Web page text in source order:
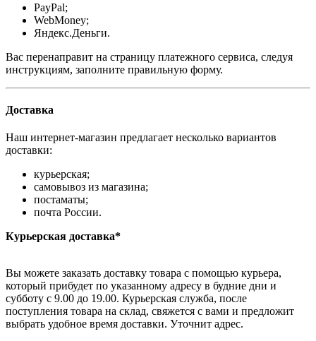
PayPal;
WebMoney;
Яндекс.Деньги.
Вас перенаправит на страницу платежного сервиса, следуя
инструкциям, заполните правильную форму.
Доставка
Наш интернет-магазин предлагает несколько вариантов
доставки:
курьерская;
самовывоз из магазина;
постаматы;
почта России.
Курьерская доставка*
Вы можете заказать доставку товара с помощью курьера,
который прибудет по указанному адресу в будние дни и
субботу с 9.00 до 19.00. Курьерская служба, после
поступления товара на склад, свяжется с вами и предложит
выбрать удобное время доставки. Уточнит адрес.